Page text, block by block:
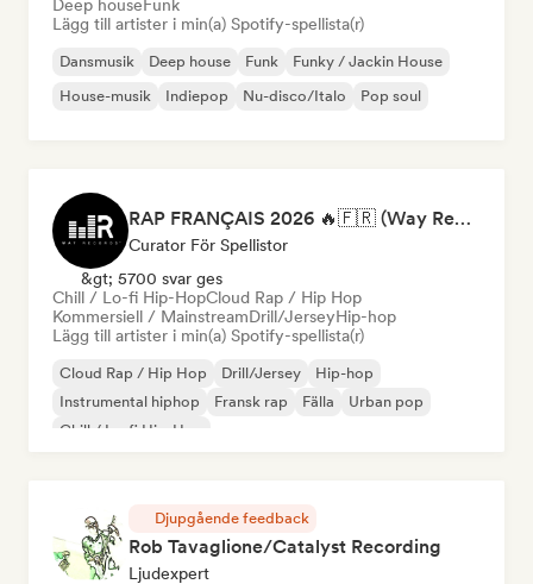
Deep houseFunk
Lägg till artister i min(a) Spotify-spellista(r)
Dansmusik Deep house Funk
Funky / Jackin House
House-musik
Indiepop Nu-disco/Italo Pop soul
RAP FRANÇAIS 2026 🔥🇫🇷 (Way Records)
Curator För Spellistor
&gt; 5700 svar ges
Chill / Lo-fi Hip-HopCloud Rap / Hip Hop
Kommersiell / MainstreamDrill/JerseyHip-hop
Lägg till artister i min(a) Spotify-spellista(r)
Cloud Rap / Hip Hop Drill/Jersey
Hip-hop
Instrumental hiphop
Fransk rap Fälla
Urban pop
Chill / Lo-fi Hip-Hop
Djupgående feedback
Rob Tavaglione/Catalyst Recording
Ljudexpert